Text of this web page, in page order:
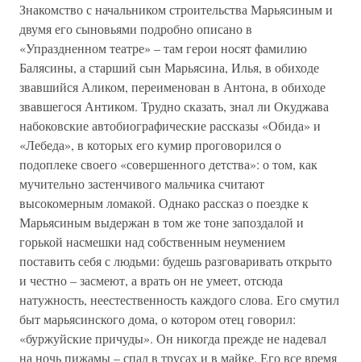
Знакомство с начальником строительства Марьясиным и
двумя его сыновьями подробно описано в
«Упраздненном театре» – там герои носят фамилию
Балясины, а старший сын Марьясина, Илья, в обиходе
звавшийся Аликом, переименован в Антона, в обиходе
звавшегося Антиком. Трудно сказать, знал ли Окуджава
набоковские автобиографические рассказы «Обида» и
«Лебеда», в которых его кумир проговорился о
подоплеке своего «совершенного детства»: о том, как
мучительно застенчивого мальчика считают
высокомерным ломакой. Однако рассказ о поездке к
Марьясиным выдержан в том же тоне запоздалой и
горькой насмешки над собственным неумением
поставить себя с людьми: будешь разговаривать открыто
и честно – засмеют, а врать он не умеет, отсюда
натужность, неестественность каждого слова. Его смутил
быт марьясинского дома, о котором отец говорил:
«буржуйские причуды». Он никогда прежде не надевал
на ночь пижамы – спал в трусах и в майке. Его все время